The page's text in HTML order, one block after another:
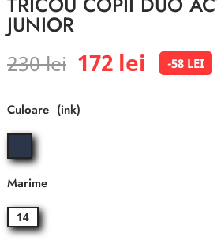
JUNIOR
230 lei 172 lei -58 LEI
Culoare
ink
Marime
14